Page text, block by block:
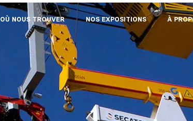
OÙ NOUS TROUVER NOS EXPOSITIONS À